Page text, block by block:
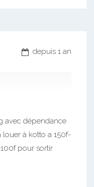
depuis 1 an
avec dépendance
à kotto a 150f-
pour sortir